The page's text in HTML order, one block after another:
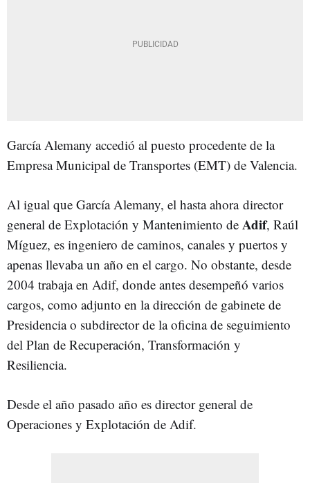
García Alemany accedió al puesto procedente de la
Empresa Municipal de Transportes (EMT) de Valencia.
Al igual que García Alemany, el hasta ahora director
general de Explotación y Mantenimiento de Adif, Raúl
Míguez, es ingeniero de caminos, canales y puertos y
apenas llevaba un año en el cargo. No obstante, desde
2004 trabaja en Adif, donde antes desempeñó varios
cargos, como adjunto en la dirección de gabinete de
Presidencia o subdirector de la oficina de seguimiento
del Plan de Recuperación, Transformación y
Resiliencia.
Desde el año pasado año es director general de
Operaciones y Explotación de Adif.